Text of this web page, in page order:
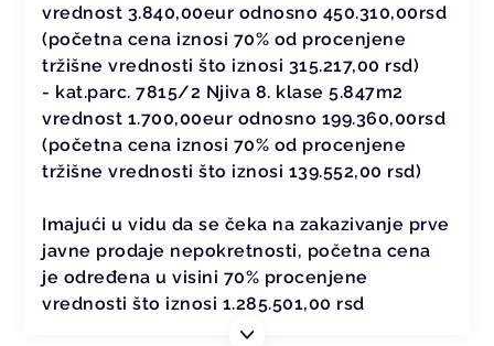
vrednost 3.840,00eur odnosno 450.310,00rsd
(početna cena iznosi 70% od procenjene
tržišne vrednosti što iznosi 315.217,00 rsd)
- kat.parc. 7815/2 Njiva 8. klase 5.847m2
vrednost 1.700,00eur odnosno 199.360,00rsd
(početna cena iznosi 70% od procenjene
tržišne vrednosti što iznosi 139.552,00 rsd)
Imajući u vidu da se čeka na zakazivanje prve
javne prodaje nepokretnosti, početna cena
je određena u visini 70% procenjene
vrednosti što iznosi 1.285.501,00 rsd